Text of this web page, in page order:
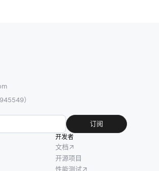
）
订阅
开发者
文档
开源项目
性能测试